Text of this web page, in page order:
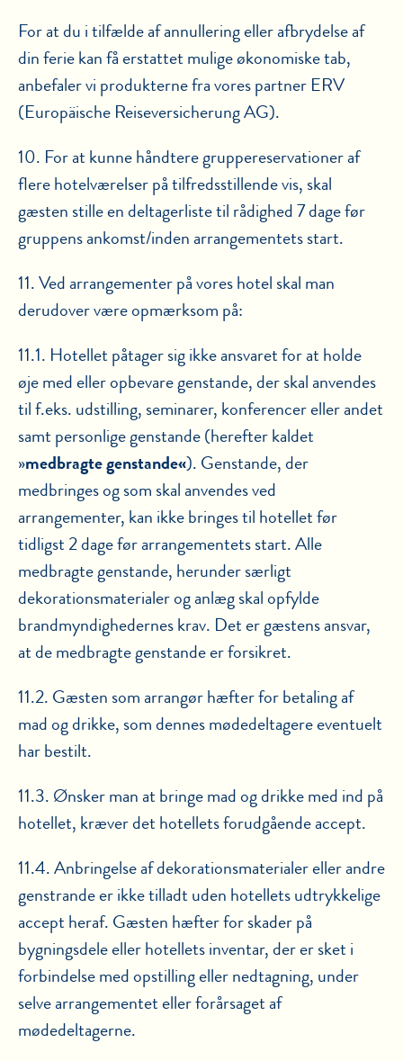
For at du i tilfælde af annullering eller afbrydelse af
din ferie kan få erstattet mulige økonomiske tab,
anbefaler vi produkterne fra vores partner ERV
(Europäische Reiseversicherung AG).
10. For at kunne håndtere gruppereservationer af
flere hotelværelser på tilfredsstillende vis, skal
gæsten stille en deltagerliste til rådighed 7 dage før
gruppens ankomst/inden arrangementets start.
11. Ved arrangementer på vores hotel skal man
derudover være opmærksom på:
11.1. Hotellet påtager sig ikke ansvaret for at holde
øje med eller opbevare genstande, der skal anvendes
til f.eks. udstilling, seminarer, konferencer eller andet
samt personlige genstande (herefter kaldet
»medbragtegenstande«). Genstande, der
medbringes og som skal anvendes ved
arrangementer, kan ikke bringes til hotellet før
tidligst 2 dage før arrangementets start. Alle
medbragte genstande, herunder særligt
dekorationsmaterialer og anlæg skal opfylde
brandmyndighedernes krav. Det er gæstens ansvar,
at de medbragte genstande er forsikret.
11.2. Gæsten som arrangør hæfter for betaling af
mad og drikke, som dennes mødedeltagere eventuelt
har bestilt.
11.3. Ønsker man at bringe mad og drikke med ind på
hotellet, kræver det hotellets forudgående accept.
11.4. Anbringelse af dekorationsmaterialer eller andre
genstrande er ikke tilladt uden hotellets udtrykkelige
accept heraf. Gæsten hæfter for skader på
bygningsdele eller hotellets inventar, der er sket i
forbindelse med opstilling eller nedtagning, under
selve arrangementet eller forårsaget af
mødedeltagerne.